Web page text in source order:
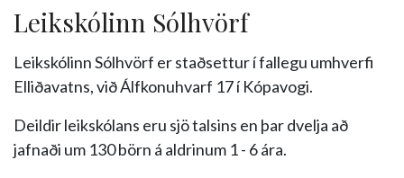
Leikskólinn Sólhvörf
Leikskólinn Sólhvörf er staðsettur í fallegu umhverfi
Elliðavatns, við Álfkonuhvarf 17 í Kópavogi.
Deildir leikskólans eru sjö talsins en þar dvelja að
jafnaði um 130 börn á aldrinum 1 - 6 ára.